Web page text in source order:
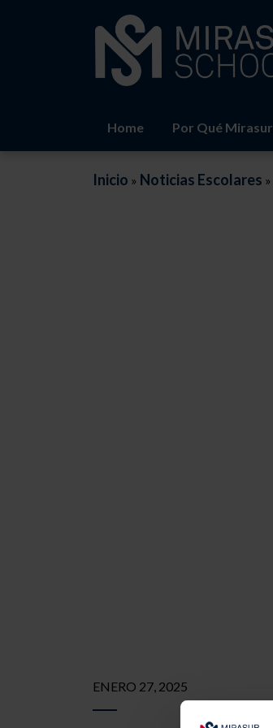
Home Por Qué Mirasur
Inicio » Noticias Escolares »
ENERO 27, 2025